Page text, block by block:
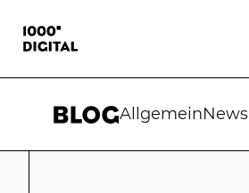
AllgemeinNews